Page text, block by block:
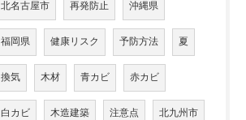
北名古屋市 再発防止 沖縄県
福岡県 健康リスク 予防方法 夏
換気 木材 青カビ 赤カビ
白カビ 木造建築 注意点 北九州市